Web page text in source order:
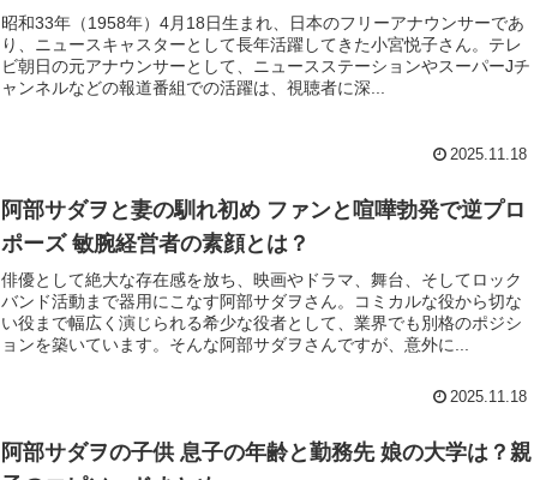
昭和33年（1958年）4月18日生まれ、日本のフリーアナウンサーであ
り、ニュースキャスターとして長年活躍してきた小宮悦子さん。テレ
ビ朝日の元アナウンサーとして、ニュースステーションやスーパーJチ
ャンネルなどの報道番組での活躍は、視聴者に深...
2025.11.18
阿部サダヲと妻の馴れ初め ファンと喧嘩勃発で逆プロ
ポーズ 敏腕経営者の素顔とは？
俳優として絶大な存在感を放ち、映画やドラマ、舞台、そしてロック
バンド活動まで器用にこなす阿部サダヲさん。コミカルな役から切な
い役まで幅広く演じられる希少な役者として、業界でも別格のポジシ
ョンを築いています。そんな阿部サダヲさんですが、意外に...
2025.11.18
阿部サダヲの子供 息子の年齢と勤務先 娘の大学は？親